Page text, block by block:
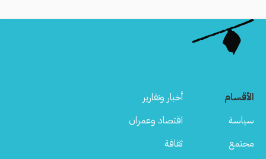
الأقسام
أخبار وتقارير
سياسة
اقتصاد وعمران
مجتمع
ثقافة